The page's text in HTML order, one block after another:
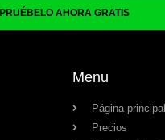
PRUÉBELO AHORA GRATIS
Menu
Página principal
Precios